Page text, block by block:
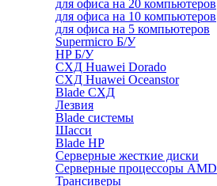
для офиса на 20 компьютеров
для офиса на 10 компьютеров
для офиса на 5 компьютеров
Supermicro Б/У
HP Б/У
СХД Huawei Dorado
СХД Huawei Oceanstor
Blade СХД
Лезвия
Blade системы
Шасси
Blade HP
Серверные жесткие диски
Серверные процессоры AMD
Трансиверы